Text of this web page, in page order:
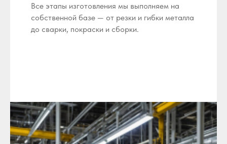
Все этапы изготовления мы выполняем на
собственной базе — от резки и гибки металла
до сварки, покраски и сборки.